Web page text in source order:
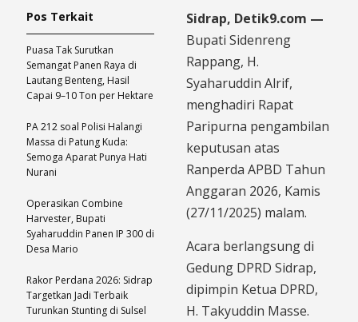
Sidrap, Detik9.com —
Bupati Sidenreng
Rappang, H.
Syaharuddin Alrif,
menghadiri Rapat
Paripurna pengambilan
keputusan atas
Ranperda APBD Tahun
Anggaran 2026, Kamis
(27/11/2025) malam.
Acara berlangsung di
Gedung DPRD Sidrap,
dipimpin Ketua DPRD,
H. Takyuddin Masse.
Pos Terkait
Puasa Tak Surutkan
Semangat Panen Raya di
Lautang Benteng, Hasil
Capai 9–10 Ton per Hektare
PA 212 soal Polisi Halangi
Massa di Patung Kuda:
Semoga Aparat Punya Hati
Nurani
Operasikan Combine
Harvester, Bupati
Syaharuddin Panen IP 300 di
Desa Mario
Rakor Perdana 2026: Sidrap
Targetkan Jadi Terbaik
Turunkan Stunting di Sulsel